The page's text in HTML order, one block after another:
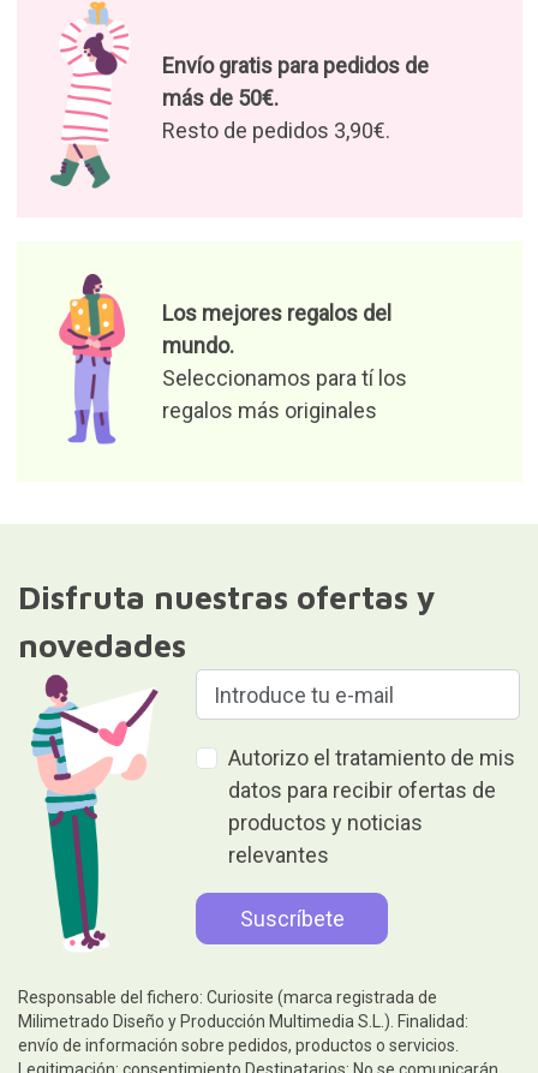
Envío gratis para pedidos de
más de 50€.
Resto de pedidos 3,90€.
Los mejores regalos del
mundo.
Seleccionamos para tí los
regalos más originales
Disfruta nuestras ofertas y
novedades
Autorizo el tratamiento de mis
datos para recibir ofertas de
productos y noticias
relevantes
Responsable del fichero: Curiosite (marca registrada de
Milimetrado Diseño y Producción Multimedia S.L.). Finalidad:
envío de información sobre pedidos, productos o servicios.